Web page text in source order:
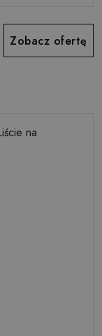
Zobacz ofertę